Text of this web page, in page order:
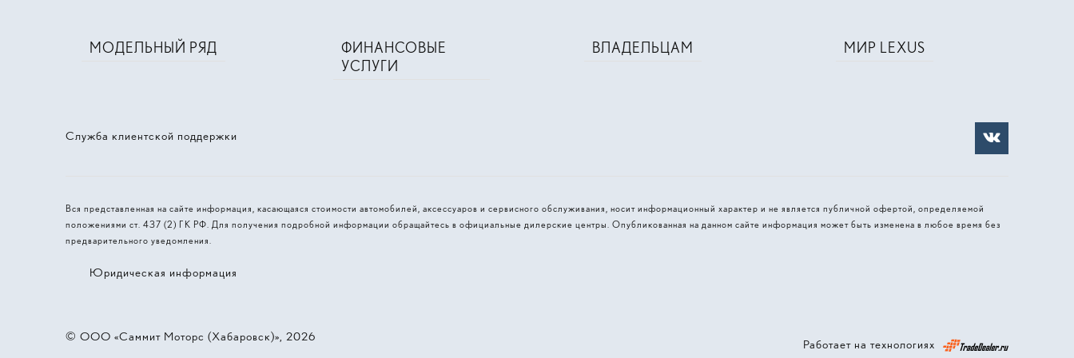
Служба клиентской поддержки
МОДЕЛЬНЫЙ РЯД
ФИНАНСОВЫЕ
УСЛУГИ
ВЛАДЕЛЬЦАМ МИР LEXUS
Вся представленная на сайте информация, касающаяся стоимости автомобилей, аксессуаров и сервисного обслуживания, носит информационный характер и не является публичной офертой, определяемой
положениями ст. 437 (2) ГК РФ. Для получения подробной информации обращайтесь в официальные дилерские центры. Опубликованная на данном сайте информация может быть изменена в любое время без
предварительного уведомления.
© 2026, ООО «‎Саммит Моторс (Хабаровск)»
Юридическая информация
Работает на технологиях